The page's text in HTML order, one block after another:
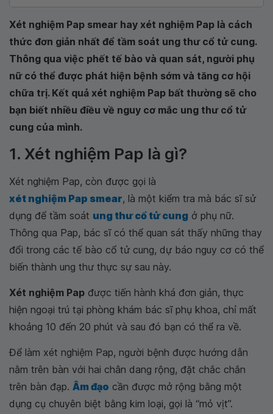
Xét nghiệm Pap smear hay xét nghiệm Pap là cách
thức đơn giản nhất để tầm soát ung thư cổ tử cung.
Thông qua việc phết tế bào và quan sát, người phụ
nữ có thể được phát hiện bệnh sớm và tăng cơ hội
chữa trị. Kết quả xét nghiệm Pap bất thường sẽ cho
bạn biết nhiều điều về nguy cơ mắc ung thư cổ tử
cung của mình.
1. Xét nghiệm Pap là gì?
Xét nghiệm Pap, còn được gọi là
xét nghiệm Pap smear, là một kiểm tra mà bác sĩ sử
dụng để tầm soát ung thư cổ tử cung ở phụ nữ.
Thông qua Pap, bác sĩ có thể quan sát thấy những thay
đổi trong các tế bào cổ tử cung, dự báo nguy cơ có thể
biến thành ung thư thực sự sau này.
Xét nghiệm Pap được tiến hành khá đơn giản, thực
hiện ngoại trú tại phòng khám bác sĩ phụ khoa, chỉ mất
khoảng 10 đến 20 phút và sau đó bạn có thể ra về.
Để làm xét nghiệm Pap, người bệnh được hướng dẫn
nằm trên bàn với hai chân dang rộng, đặt chắc chắn
trên bàn đạp. Âm đạo cần được mở rộng bằng một
dụng cụ chuyên biệt bằng kim loại, gọi là “mỏ vịt”.